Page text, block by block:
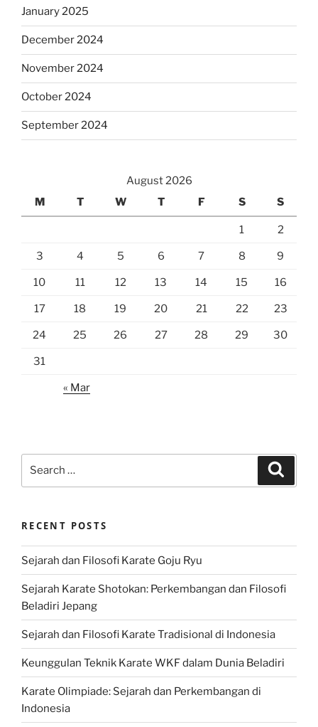
January 2025
December 2024
November 2024
October 2024
September 2024
August 2026
M
T W T F S S
1 2
3 4 5 6 7 8 9
10 11 12 13 14 15 16
17 18 19 20 21 22 23
24 25 26 27 28 29 30
31
« Mar
RECENT POSTS
Sejarah dan Filosofi Karate Goju Ryu
Sejarah Karate Shotokan: Perkembangan dan Filosofi
Beladiri Jepang
Sejarah dan Filosofi Karate Tradisional di Indonesia
Keunggulan Teknik Karate WKF dalam Dunia Beladiri
Karate Olimpiade: Sejarah dan Perkembangan di
Indonesia